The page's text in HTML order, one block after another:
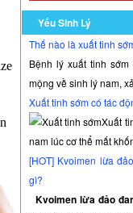
Yếu Sinh Lý
Thế nào là xuất tinh
Bệnh lý xuất tinh
mộng về sinh lý nam,
Xuất tinh sớm có tác
Xuất
nam lúc cơ thể mất
[HOT] Kvoimen lừa
gì?
Kvoimen lừa đảo